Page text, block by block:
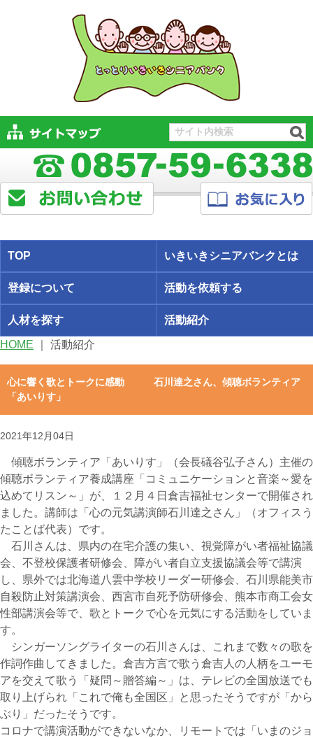
TOP いきいきシニアバンクとは
登録について 活動を依頼する
人材を探す 活動紹介
HOME 活動紹介
心に響く歌とトークに感動 石川達之さん、傾聴ボランティア
「あいりす」
2021年12月04日
傾聴ボランティア「あいりす」（会長礒谷弘子さん）主催の
傾聴ボランティア養成講座「コミュニケーションと音楽～愛を
込めてリスン～」が、１２月４日倉吉福祉センターで開催され
ました。講師は「心の元気講演師石川達之さん」（オフィスう
たことば代表）です。
石川さんは、県内の在宅介護の集い、視覚障がい者福祉協議
会、不登校保護者研修会、障がい者自立支援協議会等で講演
し、県外では北海道八雲中学校リーダー研修会、石川県能美市
自殺防止対策講演会、西宮市自死予防研修会、熊本市商工会女
性部講演会等で、歌とトークで心を元気にする活動をしていま
す。
シンガーソングライターの石川さんは、これまで数々の歌を
作詞作曲してきました。倉吉方言で歌う倉吉人の人柄をユーモ
アを交えて歌う「疑問～贈答編～」は、テレビの全国放送でも
取り上げられ「これで俺も全国区」と思ったそうですが「から
ぶり」だったそうです。
コロナで講演活動ができないなか、リモートでは「いまのジョ